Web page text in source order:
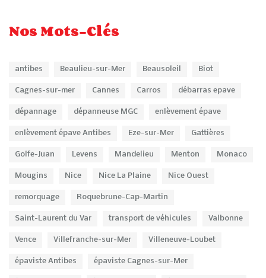
Nos Mots-Clés
antibes Beaulieu-sur-Mer Beausoleil Biot
Cagnes-sur-mer Cannes Carros débarras epave
dépannage dépanneuse MGC enlèvement épave
enlèvement épave Antibes Eze-sur-Mer Gattières
Golfe-Juan Levens Mandelieu Menton Monaco
Mougins Nice Nice La Plaine Nice Ouest
remorquage Roquebrune-Cap-Martin
Saint-Laurent du Var transport de véhicules Valbonne
Vence Villefranche-sur-Mer Villeneuve-Loubet
épaviste Antibes épaviste Cagnes-sur-Mer